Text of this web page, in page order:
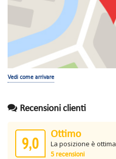
Vedi come arrivare
Recensioni clienti
9,0 Ottimo
La posizione è ottima
5 recensioni